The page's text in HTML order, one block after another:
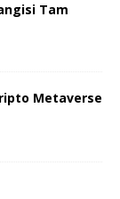
Tam
Metaverse